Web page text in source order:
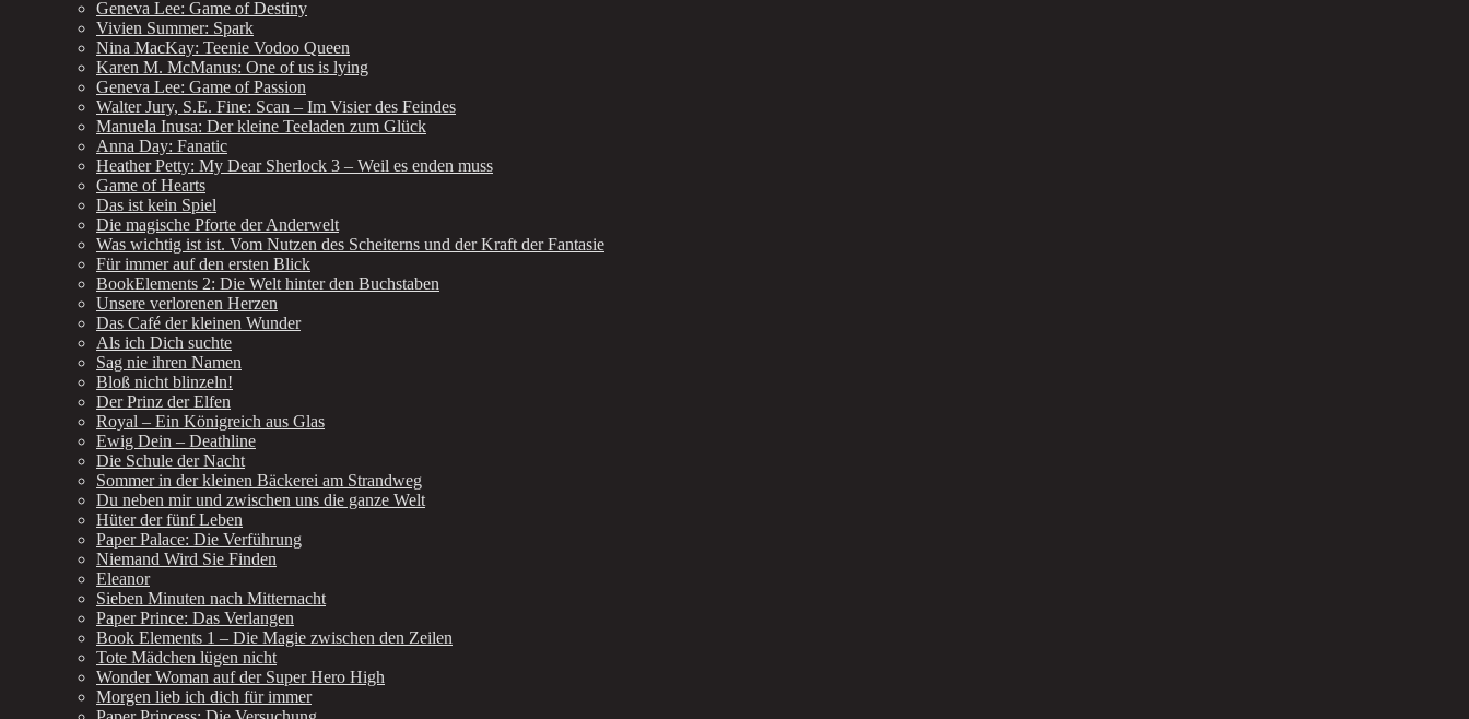
Geneva Lee: Game of Destiny
Vivien Summer: Spark
Nina MacKay: Teenie Vodoo Queen
Karen M. McManus: One of us is lying
Geneva Lee: Game of Passion
Walter Jury, S.E. Fine: Scan – Im Visier des Feindes
Manuela Inusa: Der kleine Teeladen zum Glück
Anna Day: Fanatic
Heather Petty: My Dear Sherlock 3 – Weil es enden muss
Game of Hearts
Das ist kein Spiel
Die magische Pforte der Anderwelt
Was wichtig ist ist. Vom Nutzen des Scheiterns und der Kraft der Fantasie
Für immer auf den ersten Blick
BookElements 2: Die Welt hinter den Buchstaben
Unsere verlorenen Herzen
Das Café der kleinen Wunder
Als ich Dich suchte
Sag nie ihren Namen
Bloß nicht blinzeln!
Der Prinz der Elfen
Royal – Ein Königreich aus Glas
Ewig Dein – Deathline
Die Schule der Nacht
Sommer in der kleinen Bäckerei am Strandweg
Du neben mir und zwischen uns die ganze Welt
Hüter der fünf Leben
Paper Palace: Die Verführung
Niemand Wird Sie Finden
Eleanor
Sieben Minuten nach Mitternacht
Paper Prince: Das Verlangen
Book Elements 1 – Die Magie zwischen den Zeilen
Tote Mädchen lügen nicht
Wonder Woman auf der Super Hero High
Morgen lieb ich dich für immer